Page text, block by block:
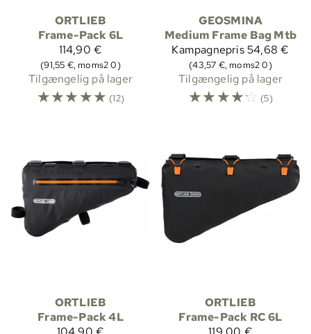
ORTLIEB
Frame-Pack 6L
114,90 €
(91,55 €, moms2 0)
Tilgængelig på lager
☆☆☆☆☆ (12)
GEOSMINA
Medium Frame Bag Mtb
Kampagnepris54,68 €
(43,57 €, moms2 0)
Tilgængelig på lager
☆☆☆☆☆ (5)
ORTLIEB
Frame-Pack 4L
ORTLIEB
Frame-Pack RC 6L